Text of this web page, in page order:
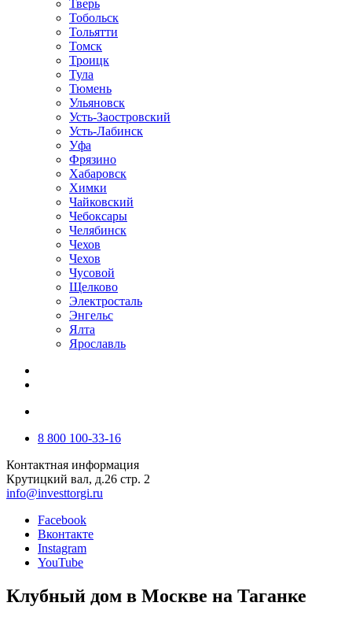
Тверь
Тобольск
Тольятти
Томск
Троицк
Тула
Тюмень
Ульяновск
Усть-Заостровский
Усть-Лабинск
Уфа
Фрязино
Хабаровск
Химки
Чайковский
Чебоксары
Челябинск
Чехов
Чехов
Чусовой
Щелково
Электросталь
Энгельс
Ялта
Ярославль
8 800 100-33-16
Контактная информация
Крутицкий вал, д.26 стр. 2
info@investtorgi.ru
Facebook
Вконтакте
Instagram
YouTube
Клубный дом в Москве на Таганке